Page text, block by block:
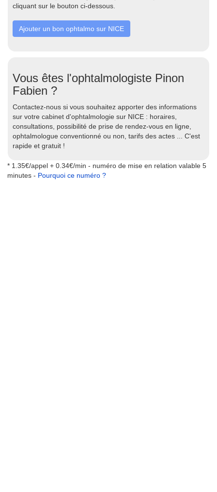
cliquant sur le bouton ci-dessous.
Ajouter un bon ophtalmo sur NICE
Vous êtes l'ophtalmologiste Pinon
Fabien ?
Contactez-nous si vous souhaitez apporter des informations
sur votre cabinet d'ophtalmologie sur NICE : horaires,
consultations, possibilité de prise de rendez-vous en ligne,
ophtalmologue conventionné ou non, tarifs des actes ... C'est
rapide et gratuit !
* 1.35€/appel + 0.34€/min - numéro de mise en relation valable 5
minutes - Pourquoi ce numéro ?